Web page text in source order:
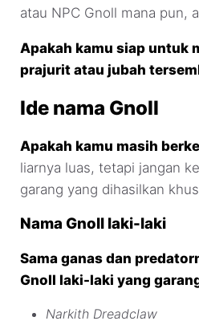
atau NPC Gnoll mana pun,
Apakah kamu siap untuk
prajurit atau jubah
Ide nama Gnoll
Apakah kamu masih
liarnya luas, tetapi jangan
garang yang dihasilkan
Nama Gnoll laki-laki
Sama ganas dan
Gnoll laki-laki yang
Narkith Dreadclaw